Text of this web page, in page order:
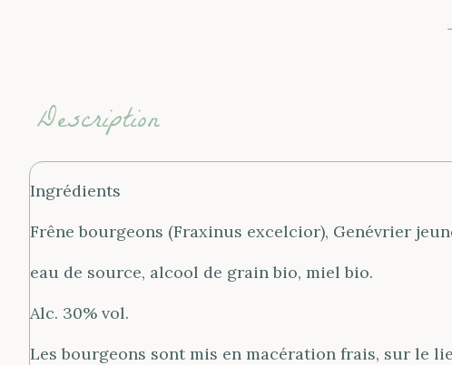
Description
Ingrédients
Frêne bourgeons (Fraxinus excelcior), Genévrier
eau de source, alcool de grain bio, miel bio.
Alc. 30% vol.
Les bourgeons sont mis en macération frais, sur le